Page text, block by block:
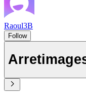
Raoul3B
Follow